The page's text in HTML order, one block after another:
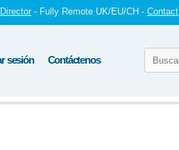
- Fully Remote UK/EU/CH - Contact
sesión Contáctenos